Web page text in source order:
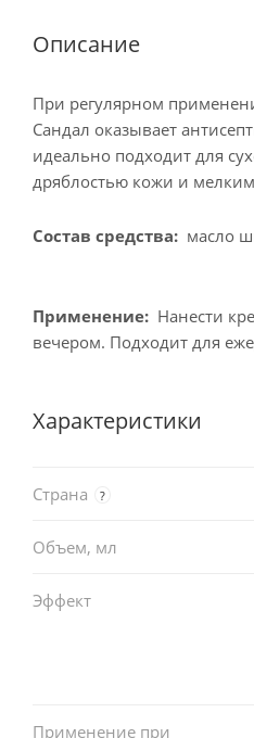
Описание
При регулярном
Сандал оказывает
идеально подходит для
дряблостью кожи и
Состав средства: масло
Применение: Нанести
вечером. Подходит для
Характеристики
Страна ?
Объем, мл
Эффект
Применение при